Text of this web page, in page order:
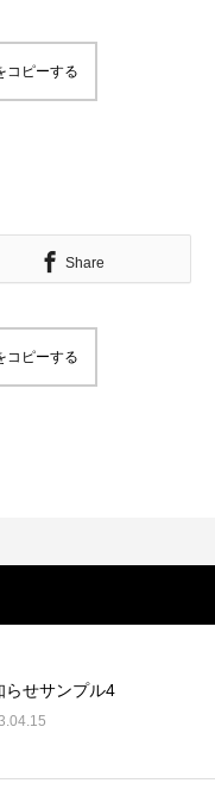
コピーする
Share
コピーする
らせサンプル4